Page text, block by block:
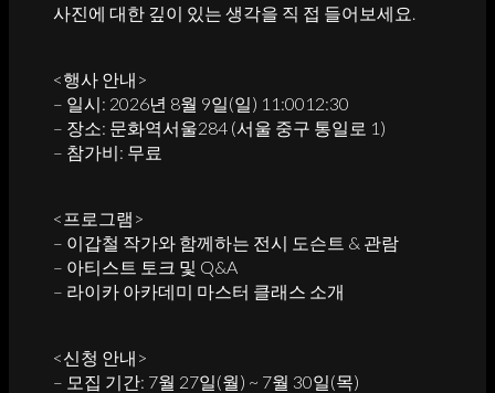
사진에 대한 깊이 있는 생각을 직 접 들어보세요.
<행사 안내>
– 일시: 2026년 8월 9일(일) 11:0012:30
– 장소: 문화역서울284 (서울 중구 통일로 1)
– 참가비: 무료
<프로그램>
– 이갑철 작가와 함께하는 전시 도슨트 & 관람
– 아티스트 토크 및 Q&A
– 라이카 아카데미 마스터 클래스 소개
<신청 안내>
– 모집 기간: 7월 27일(월) ~ 7월 30일(목)